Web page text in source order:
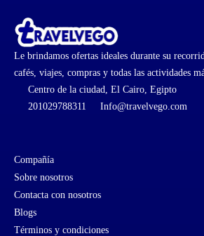
Le brindamos ofertas ideales durante su
cafés, viajes, compras y todas las actividades
Centro de la ciudad, El Cairo, Egipto
201029788311
Info@travelvego.com
Compañía
Sobre nosotros
Contacta con nosotros
Blogs
Términos y condiciones